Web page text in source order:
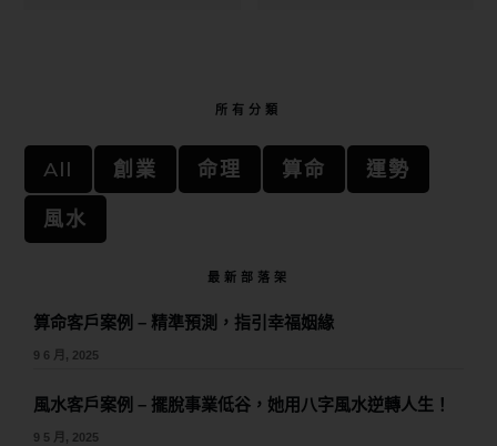
所有分類
All 創業 命理 算命
運勢
風水
最新部落架
算命客戶案例 – 精準預測，指引幸福姻緣
9 6 月, 2025
風水客戶案例 – 擺脫事業低谷，她用八字風水逆轉人生！
9 5 月, 2025